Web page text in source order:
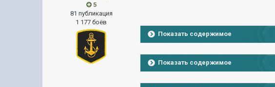
5
81 публикация
1 177 боёв
Показать содержимое
Показать содержимое